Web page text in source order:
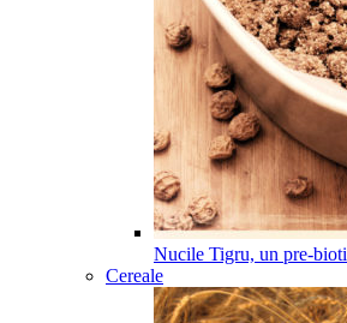
Nucile Tigru, un pre-
Cereale